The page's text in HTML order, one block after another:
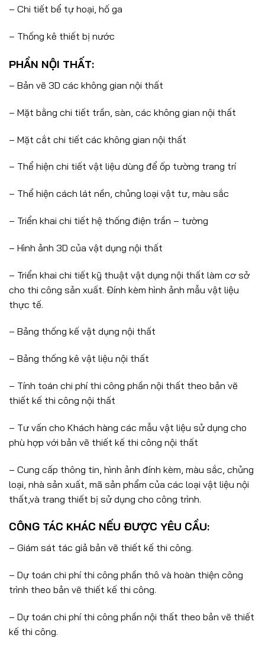
– Chi tiết bể tự hoại, hố ga
– Thống kê thiết bị nước
PHẦN NỘI THẤT:
– Bản vẽ 3D các không gian nội thất
– Mặt bằng chi tiết trần, sàn, các không gian nội thất
– Mặt cắt chi tiết các không gian nội thất
– Thể hiện chi tiết vật liệu dùng để ốp tường trang trí
– Thể hiện cách lát nền, chủng loại vật tư, màu sắc
– Triển khai chi tiết hệ thống điện trần – tường
– Hình ảnh 3D của vật dụng nội thất
– Triển khai chi tiết kỹ thuật vật dụng nội thất làm cơ sở
cho thi công sản xuất. Đính kèm hình ảnh mẫu vật liệu
thực tế.
– Bảng thống kế vật dụng nội thất
– Bảng thống kê vật liệu nội thất
– Tính toán chi phí thi công phần nội thất theo bản vẽ
thiết kế thi công nội thất
– Tư vấn cho Khách hàng các mẫu vật liệu sử dụng cho
phù hợp với bản vẽ thiết kế thi công nội thất
– Cung cấp thông tin, hình ảnh đính kèm, màu sắc, chủng
loại, nhà sản xuất, mã sản phẩm của các loại vật liệu nội
thất,và trang thiết bị sử dụng cho công trình.
CÔNG TÁC KHÁC NẾU ĐƯỢC YÊU CẦU:
– Giám sát tác giả bản vẽ thiết kế thi công.
– Dự toán chi phí thi công phần thô và hoàn thiện công
trình theo bản vẽ thiết kế thi công.
– Dự toán chi phí thi công phần nội thất theo bản vẽ thiết
kế thi công.